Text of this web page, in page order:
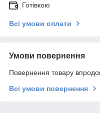
Готівкою
Всі умови оплати
Умови повернення
Повернення товару
Всі умови повернення